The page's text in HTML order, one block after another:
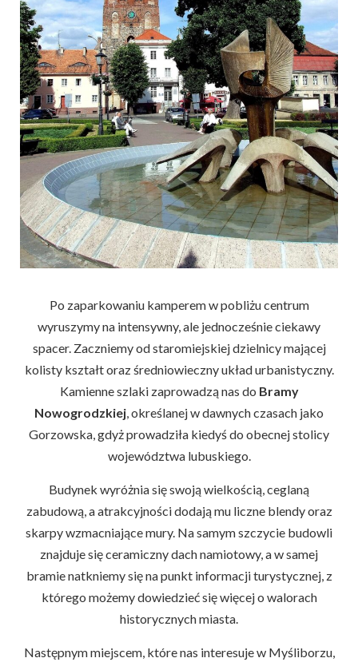
Po zaparkowaniu kamperem w pobliżu centrum
wyruszymy na intensywny, ale jednocześnie ciekawy
spacer. Zaczniemy od staromiejskiej dzielnicy mającej
kolisty kształt oraz średniowieczny układ urbanistyczny.
Kamienne szlaki zaprowadzą nas do Bramy
Nowogrodzkiej , określanej w dawnych czasach jako
Gorzowska, gdyż prowadziła kiedyś do obecnej stolicy
województwa lubuskiego.
Budynek wyróżnia się swoją wielkością, ceglaną
zabudową, a atrakcyjności dodają mu liczne blendy oraz
skarpy wzmacniające mury. Na samym szczycie budowli
znajduje się ceramiczny dach namiotowy, a w samej
bramie natkniemy się na punkt informacji turystycznej, z
którego możemy dowiedzieć się więcej o walorach
historycznych miasta.
Następnym miejscem, które nas interesuje w Myśliborzu,